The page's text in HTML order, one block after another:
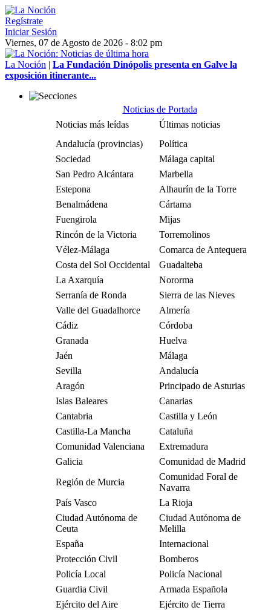
Regístrate
Iniciar Sesión
Viernes, 07 de Agosto de 2026 - 8:02 pm
La Noción | La Fundación Dinópolis presenta en Galve la
exposición itinerante...
Noticias de Portada
Noticias más leídas
Últimas noticias
Andalucía (provincias)
Política
Sociedad
Málaga capital
San Pedro Alcántara
Marbella
Estepona
Alhaurín de la Torre
Benalmádena
Cártama
Fuengirola
Mijas
Rincón de la Victoria
Torremolinos
Vélez-Málaga
Comarca de Antequera
Costa del Sol Occidental
Guadalteba
La Axarquía
Nororma
Serranía de Ronda
Sierra de las Nieves
Valle del Guadalhorce
Almería
Cádiz
Córdoba
Granada
Huelva
Jaén
Málaga
Sevilla
Andalucía
Aragón
Principado de Asturias
Islas Baleares
Canarias
Cantabria
Castilla y León
Castilla-La Mancha
Cataluña
Comunidad Valenciana
Extremadura
Galicia
Comunidad de Madrid
Región de Murcia
Comunidad Foral de
Navarra
País Vasco
La Rioja
Ciudad Autónoma de
Ceuta
Ciudad Autónoma de
Melilla
España
Internacional
Protección Civil
Bomberos
Policía Local
Policía Nacional
Guardia Civil
Armada Española
Ejército del Aire
Ejército de Tierra